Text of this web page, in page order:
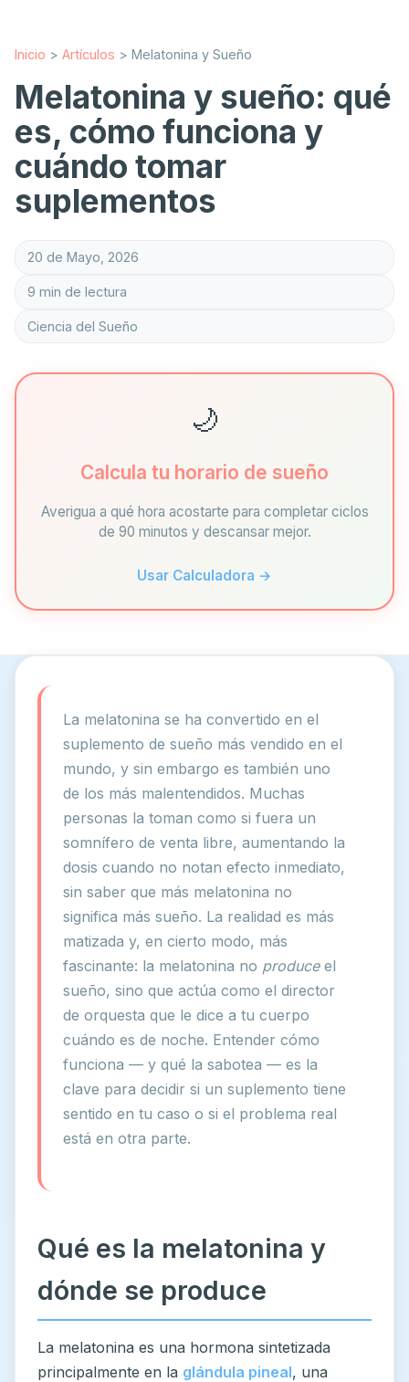
Inicio > Artículos > Melatonina y Sueño
Melatonina y sueño: qué
es, cómo funciona y
cuándo tomar
suplementos
20 de Mayo, 2026
9 min de lectura
Ciencia del Sueño
🌙
Calcula tu horario de sueño
Averigua a qué hora acostarte para completar ciclos
de 90 minutos y descansar mejor.
Usar Calculadora →
La melatonina se ha convertido en el
suplemento de sueño más vendido en el
mundo, y sin embargo es también uno
de los más malentendidos. Muchas
personas la toman como si fuera un
somnífero de venta libre, aumentando la
dosis cuando no notan efecto inmediato,
sin saber que más melatonina no
significa más sueño. La realidad es más
matizada y, en cierto modo, más
fascinante: la melatonina no produceel
sueño, sino que actúa como el director
de orquesta que le dice a tu cuerpo
cuándo es de noche. Entender cómo
funciona — y qué la sabotea — es la
clave para decidir si un suplemento tiene
sentido en tu caso o si el problema real
está en otra parte.
Qué es la melatonina y
dónde se produce
La melatonina es una hormona sintetizada
principalmente en la glándula pineal, una